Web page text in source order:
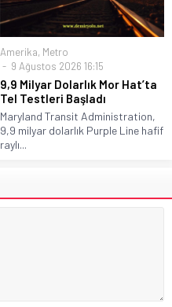
Amerika, Metro
9 Ağustos 2026 16:15
9,9 Milyar Dolarlık Mor Hat’ta
Tel Testleri Başladı
Maryland Transit Administration,
9,9 milyar dolarlık Purple Line hafif
raylı...